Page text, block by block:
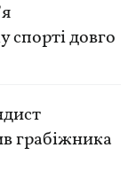
спорті довго
грабіжника